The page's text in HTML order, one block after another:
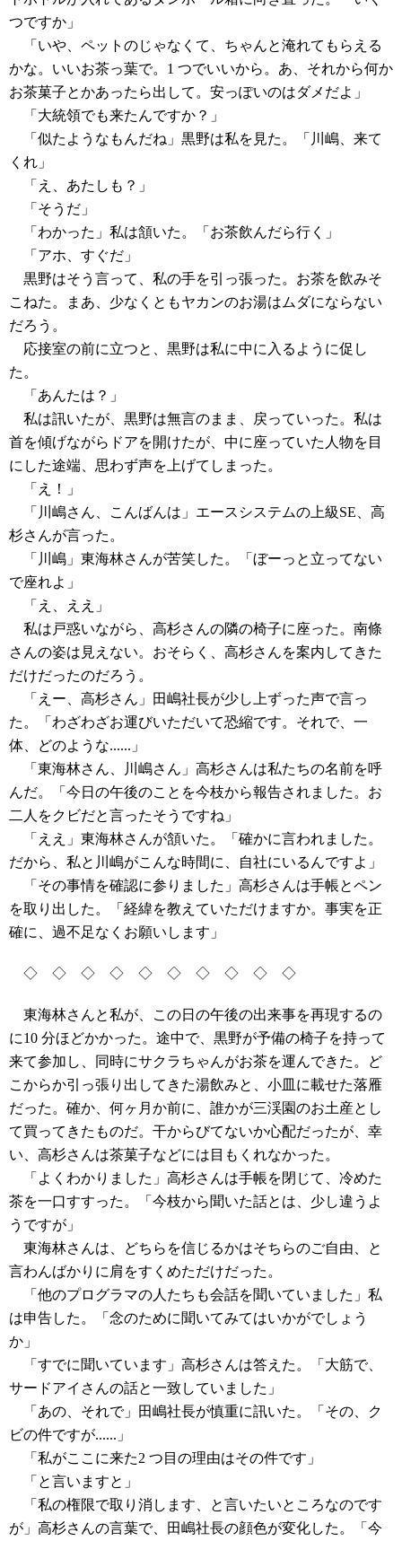
つですか」
「いや、ペットのじゃなくて、ちゃんと淹れてもらえる
かな。いいお茶っ葉で。1 つでいいから。あ、それから何か
お茶菓子とかあったら出して。安っぽいのはダメだよ」
「大統領でも来たんですか？」
「似たようなもんだね」黒野は私を見た。「川嶋、来て
くれ」
「え、あたしも？」
「そうだ」
「わかった」私は頷いた。「お茶飲んだら行く」
「アホ、すぐだ」
黒野はそう言って、私の手を引っ張った。お茶を飲みそ
こねた。まあ、少なくともヤカンのお湯はムダにならない
だろう。
応接室の前に立つと、黒野は私に中に入るように促し
た。
「あんたは？」
私は訊いたが、黒野は無言のまま、戻っていった。私は
首を傾げながらドアを開けたが、中に座っていた人物を目
にした途端、思わず声を上げてしまった。
「え！」
「川嶋さん、こんばんは」エースシステムの上級SE、高
杉さんが言った。
「川嶋」東海林さんが苦笑した。「ぼーっと立ってない
で座れよ」
「え、ええ」
私は戸惑いながら、高杉さんの隣の椅子に座った。南條
さんの姿は見えない。おそらく、高杉さんを案内してきた
だけだったのだろう。
「えー、高杉さん」田嶋社長が少し上ずった声で言っ
た。「わざわざお運びいただいて恐縮です。それで、一
体、どのような......」
「東海林さん、川嶋さん」高杉さんは私たちの名前を呼
んだ。「今日の午後のことを今枝から報告されました。お
二人をクビだと言ったそうですね」
「ええ」東海林さんが頷いた。「確かに言われました。
だから、私と川嶋がこんな時間に、自社にいるんですよ」
「その事情を確認に参りました」高杉さんは手帳とペン
を取り出した。「経緯を教えていただけますか。事実を正
確に、過不足なくお願いします」
◇ ◇ ◇ ◇ ◇ ◇ ◇ ◇ ◇ ◇
東海林さんと私が、この日の午後の出来事を再現するの
に10 分ほどかかった。途中で、黒野が予備の椅子を持って
来て参加し、同時にサクラちゃんがお茶を運んできた。ど
こからか引っ張り出してきた湯飲みと、小皿に載せた落雁
だった。確か、何ヶ月か前に、誰かが三渓園のお土産とし
て買ってきたものだ。干からびてないか心配だったが、幸
い、高杉さんは茶菓子などには目もくれなかった。
「よくわかりました」高杉さんは手帳を閉じて、冷めた
茶を一口すすった。「今枝から聞いた話とは、少し違うよ
うですが」
東海林さんは、どちらを信じるかはそちらのご自由、と
言わんばかりに肩をすくめただけだった。
「他のプログラマの人たちも会話を聞いていました」私
は申告した。「念のために聞いてみてはいかがでしょう
か」
「すでに聞いています」高杉さんは答えた。「大筋で、
サードアイさんの話と一致していました」
「あの、それで」田嶋社長が慎重に訊いた。「その、ク
ビの件ですが......」
「私がここに来た2 つ目の理由はその件です」
「と言いますと」
「私の権限で取り消します、と言いたいところなのです
が」高杉さんの言葉で、田嶋社長の顔色が変化した。「今